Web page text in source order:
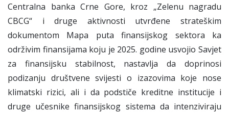
Centralna banka Crne Gore, kroz „Zelenu nagradu
CBCG“ i druge aktivnosti utvrđene strateškim
dokumentom Mapa puta finansijskog sektora ka
održivim finansijama koju je 2025. godine usvojio Savjet
za finansijsku stabilnost, nastavlja da doprinosi
podizanju društvene svijesti o izazovima koje nose
klimatski rizici, ali i da podstiče kreditne institucije i
druge učesnike finansijskog sistema da intenziviraju